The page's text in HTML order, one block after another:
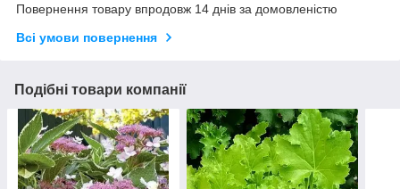
Повернення товару впродовж 14 днів за домовленістю
Всі умови повернення
Подібні товари компанії